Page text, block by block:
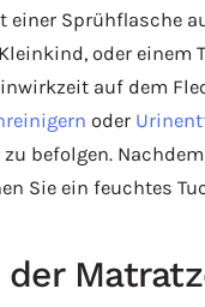
einer Sprühflasche
oder einem
auf dem
oder
befolgen.
Sie ein feuchtes